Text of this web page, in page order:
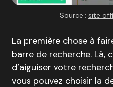
Source : site
La première chose à
barre de recherche. Là,
d’aiguiser votre
vous pouvez choisir la